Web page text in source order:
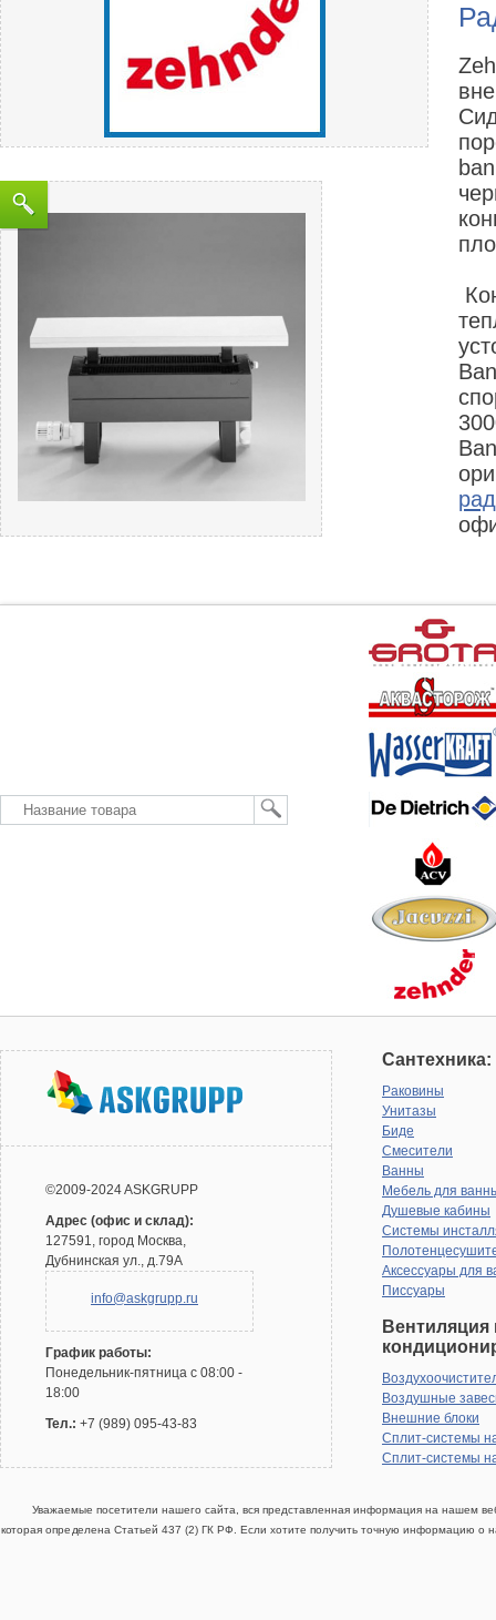
©2009-2024 ASKGRUPP
Адрес (офис и склад):
127591, город Москва,
Дубнинская ул., д.79А
info@askgrupp.ru
График работы:
Понедельник-пятница с 08:00 -
18:00
Тел.: +7 (989) 095-43-83
Сантехника:
Раковины
Унитазы
Биде
Смесители
Ванны
Мебель для
Душевые кабины
Системы
Аксессуары для
Писсуары
Вентиляция
Воздушные
Внешние блоки
Сплит-системы
Сплит-системы
Уважаемые посетители нашего сайта, вся представленная информация на нашем
которая определена Статьей 437 (2) ГК РФ. Если хотите получить точную информацию о